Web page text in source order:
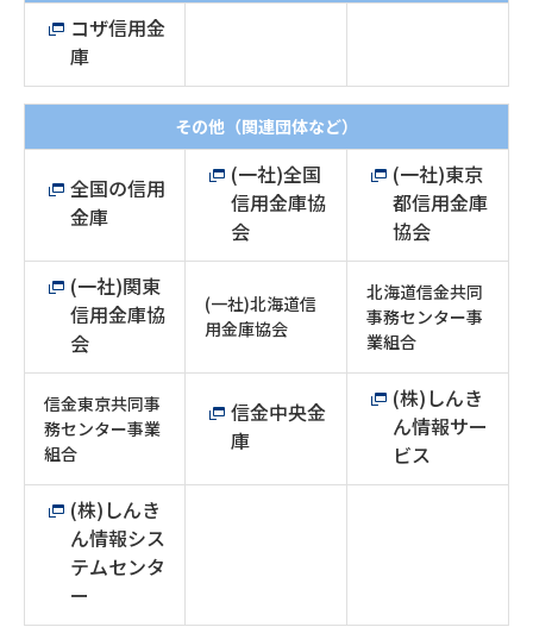
コザ信用金
庫
その他（関連団体など）
全国の信用
金庫
(一社)全国
信用金庫協
会
(一社)東京
都信用金庫
協会
(一社)関東
信用金庫協
会
(一社)北海道信
用金庫協会
北海道信金共同
事務センター事
業組合
信金東京共同事
務センター事業
組合
信金中央金
庫
(株)しんき
ん情報サー
ビス
(株)しんき
ん情報シス
テムセンタ
ー